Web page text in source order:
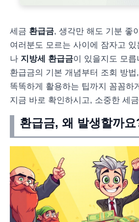
세금 환급금, 생각만 해도 기분 좋
여러분도 모르는 사이에 잠자고 있
나 지방세 환급금이 있을지도 모
환급금의 기본 개념부터 조회 방
똑똑하게 활용하는 팁까지 꼼꼼하
지금 바로 확인하시고, 소중한 세
환급금, 왜 발생할까요